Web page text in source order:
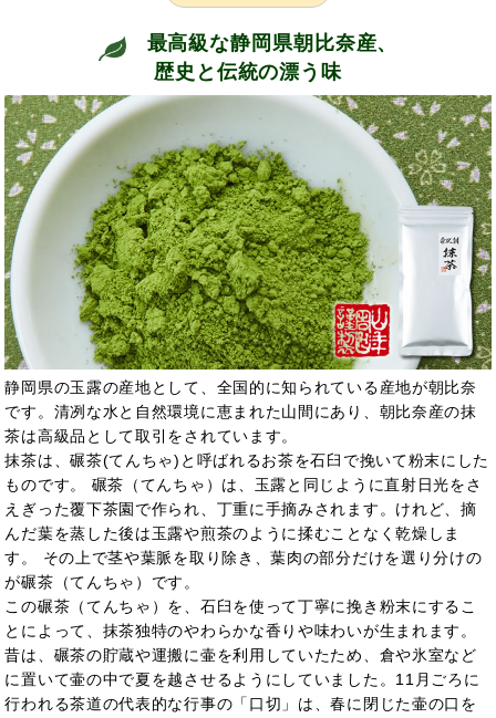
最高級な静岡県朝比奈産、
歴史と伝統の漂う味
静岡県の玉露の産地として、全国的に知られている産地が朝比奈
です。清冽な水と自然環境に恵まれた山間にあり、朝比奈産の抹
茶は高級品として取引をされています。
抹茶は、碾茶(てんちゃ)と呼ばれるお茶を石臼で挽いて粉末にした
ものです。 碾茶（てんちゃ）は、玉露と同じように直射日光をさ
えぎった覆下茶園で作られ、丁重に手摘みされます。けれど、摘
んだ葉を蒸した後は玉露や煎茶のように揉むことなく乾燥しま
す。 その上で茎や葉脈を取り除き、葉肉の部分だけを選り分けの
が碾茶（てんちゃ）です。
この碾茶（てんちゃ）を、石臼を使って丁寧に挽き粉末にするこ
とによって、抹茶独特のやわらかな香りや味わいが生まれます。
昔は、碾茶の貯蔵や運搬に壷を利用していたため、倉や氷室など
に置いて壷の中で夏を越させるようにしていました。11月ごろに
行われる茶道の代表的な行事の「口切」は、春に閉じた壷の口を